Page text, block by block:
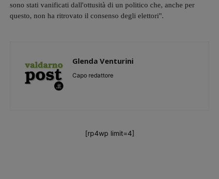
sono stati vanificati dall'ottusità di un politico che, anche per
questo, non ha ritrovato il consenso degli elettori".
Glenda Venturini
Capo redattore
[rp4wp limit=4]